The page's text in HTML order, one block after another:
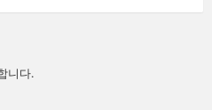
니다.